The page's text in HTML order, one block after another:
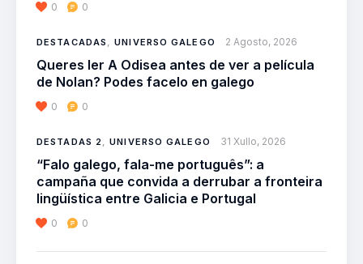
0 0
DESTACADAS ,UNIVERSO GALEGO 2 Agosto, 2026
Queres ler A Odisea antes de ver a película
de Nolan? Podes facelo en galego
0 0
DESTADAS 2,UNIVERSO GALEGO 31 Xullo, 2026
“Falo galego, fala-me português”: a
campaña que convida a derrubar a fronteira
lingüística entre Galicia e Portugal
0 0